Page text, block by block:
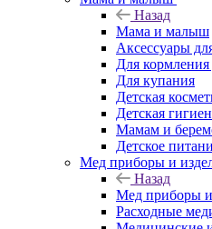
Назад
Мама и малыш
Аксессуары
Для кормления
Для купания
Детская
Детская
Мамам и
Детское
Мед приборы и
Назад
Мед приборы и
Расходные